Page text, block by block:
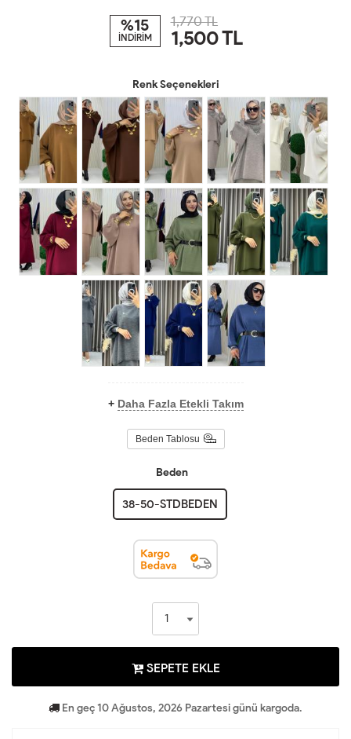
%15
İNDİRİM
1,770 TL
1,500TL
Renk Seçenekleri
+ Daha Fazla Etekli Takım
Beden Tablosu
Beden
38-50-STDBEDEN
SEPETE EKLE
En geç 10 Ağustos, 2026 Pazartesi günü kargoda.